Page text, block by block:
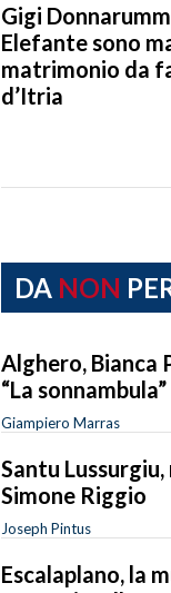
Gigi
Elefante sono
matrimonio da
d’Itria
DA NON
Alghero, Bianca
“La sonnambula”
Giampiero Marras
Santu
Simone Riggio
Joseph Pintus
Escalaplano, la